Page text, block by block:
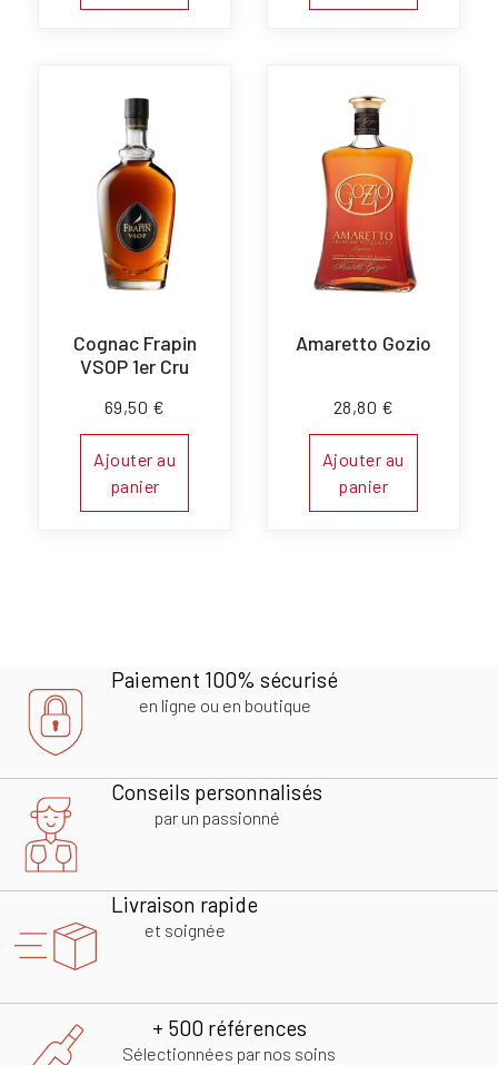
Cognac Frapin
VSOP 1er Cru
69,50 €
Ajouter au
panier
Amaretto Gozio
28,80 €
Ajouter au
panier
Paiement 100% sécurisé
en ligne ou en boutique
Conseils personnalisés
par un passionné
Livraison rapide
et soignée
+ 500 références
Sélectionnées par nos soins